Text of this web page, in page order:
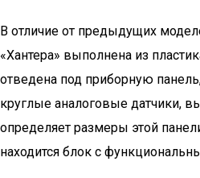
В отличие от предыдущих
«Хантера» выполнена из
отведена под приборную
круглые аналоговые датчики,
определяет размеры этой
находится блок с